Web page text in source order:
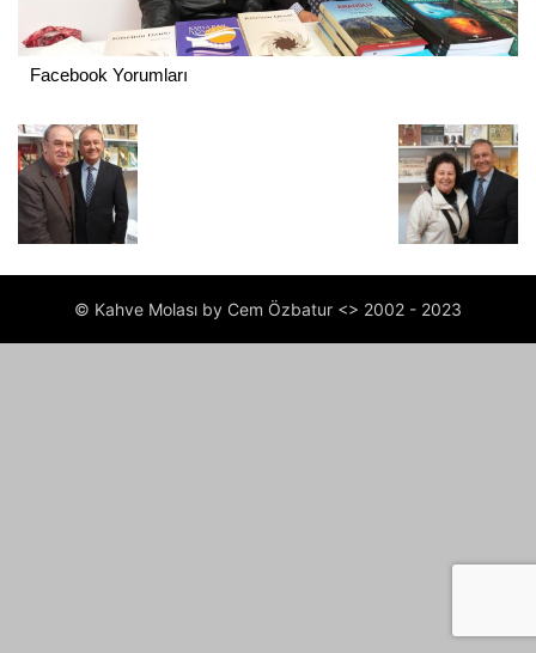
Facebook Yorumları
© Kahve Molası by Cem Özbatur <> 2002 - 2023